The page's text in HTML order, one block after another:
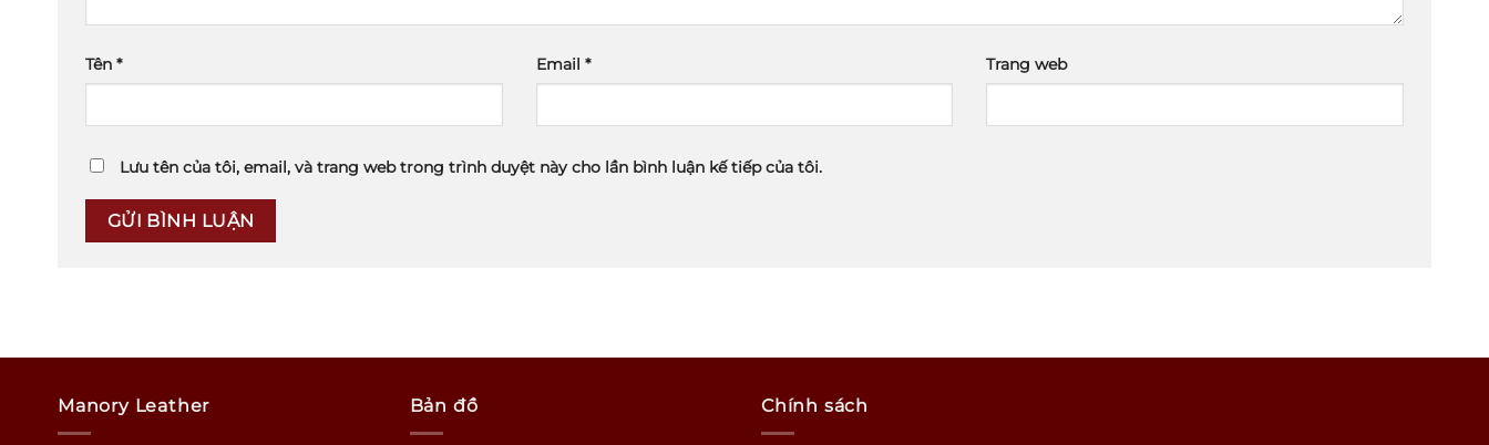
Tên * Email * Trang web
Lưu tên của tôi, email, và trang web trong trình duyệt này cho lần bình luận kế tiếp của tôi.
Manory Leather Bản đồ Chính sách